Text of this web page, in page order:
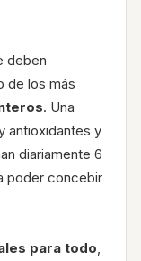
deben
de los más
. Una
antioxidantes y
diariamente 6
poder concebir
para todo,